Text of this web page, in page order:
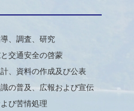
、調査、研究
交通安全の啓蒙
、資料の作成及び公表
の普及、広報および宣伝
び苦情処理